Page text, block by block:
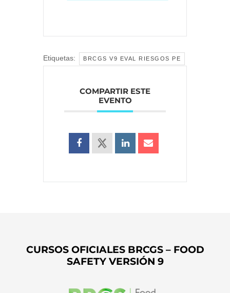
Etiquetas: BRCGS V9 EVAL RIESGOS PE
COMPARTIR ESTE
EVENTO
CURSOS OFICIALES BRCGS – FOOD
SAFETY VERSIÓN 9